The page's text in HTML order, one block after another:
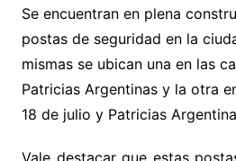
Se encuentran en plena
postas de seguridad en la
mismas se ubican una en las
Patricias Argentinas y la otra
18 de julio y Patricias